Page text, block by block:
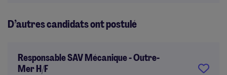
D’autres candidats ont postulé
Responsable SAV Mécanique - Outre-
Mer H/F